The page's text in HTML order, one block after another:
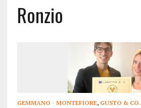
Ronzio
GEMMANO - MONTEFIORE, GUSTO & CO.